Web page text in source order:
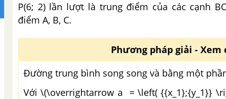
P(6; 2) lần lượt là trung điểm của các cạnh
điểm A, B, C.
Phương pháp giải -
Đường trung bình song song và bằng một
Với \(\overrightarrow a = \left( {{x_1};{y_1}}